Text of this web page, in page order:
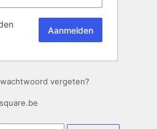
vergeten?